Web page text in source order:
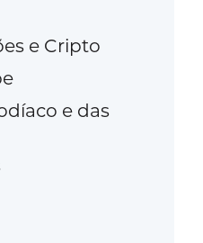
e Cripto
e das